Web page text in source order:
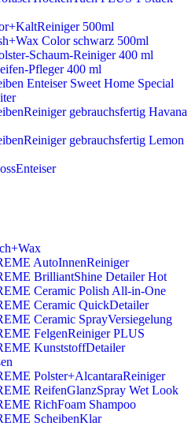
500ml
Color schwarz 500ml
Schaum-Reiniger 400 ml
Pfleger 400 ml
Enteiser Sweet Home Special
gebrauchsfertig Havana
gebrauchsfertig Lemon
AutoInnenReiniger
BrilliantShine DetailerHot
Ceramic Polish All-in-One
Ceramic QuickDetailer
Ceramic SprayVersiegelung
FelgenReiniger PLUS
KunststoffDetailer
Polster+AlcantaraReiniger
ReifenGlanzSpray Wet Look
RichFoam Shampoo
ScheibenKlar